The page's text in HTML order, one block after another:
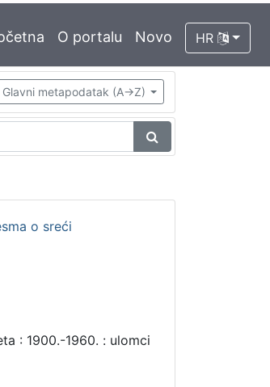
O portalu Novo HR
Glavni metapodatak (A->Z)
o sreći
: 1900.-1960. : ulomci